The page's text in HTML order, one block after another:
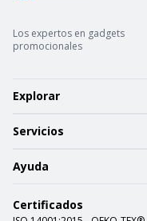
Los expertos en gadgets
promocionales
Explorar
Servicios
Ayuda
Certificados